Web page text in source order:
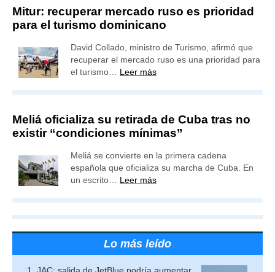
Mitur: recuperar mercado ruso es prioridad
para el turismo dominicano
David Collado, ministro de Turismo, afirmó que
recuperar el mercado ruso es una prioridad para
el turismo… Leer más
Meliá oficializa su retirada de Cuba tras no
existir “condiciones mínimas”
Meliá se convierte en la primera cadena
española que oficializa su marcha de Cuba. En
un escrito… Leer más
Lo más leído
JAC: salida de JetBlue podría aumentar